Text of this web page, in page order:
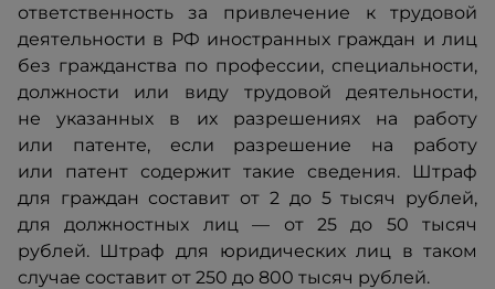
ответственность за привлечение к трудовой
деятельности в РФ иностранных граждан и лиц
без гражданства по профессии, специальности,
должности или виду трудовой деятельности,
не указанных в их разрешениях на работу
или патенте, если разрешение на работу
или патент содержит такие сведения. Штраф
для граждан составит от 2 до 5 тысяч рублей,
для должностных лиц — от 25 до 50 тысяч
рублей. Штраф для юридических лиц в таком
случае составит от 250 до 800 тысяч рублей.